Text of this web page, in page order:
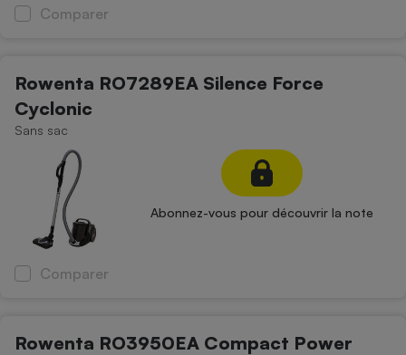
Comparer
Rowenta RO7289EA Silence Force
Cyclonic
Sans sac
Abonnez-vous pour découvrir la note
Comparer
Rowenta RO3950EA Compact Power